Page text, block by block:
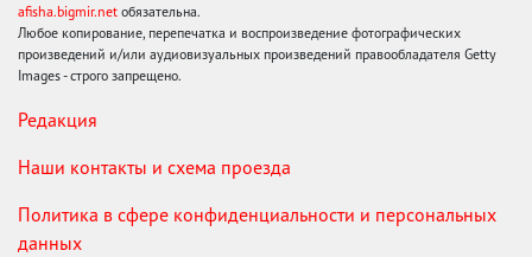
afisha.bigmir.net обязательна.
Любое копирование, перепечатка и воспроизведение фотографических
произведений и/или аудиовизуальных произведений правообладателя Getty
Images - строго запрещено.
Редакция
Наши контакты и схема проезда
Политика в сфере конфиденциальности и персональных
данных